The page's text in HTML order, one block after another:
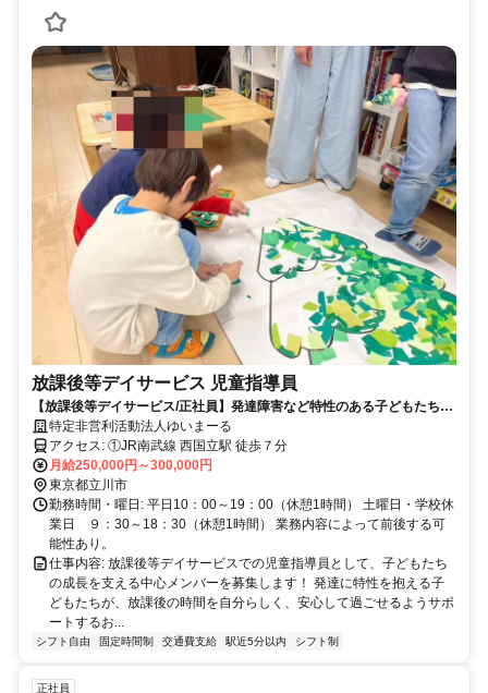
放課後等デイサービス 児童指導員
【放課後等デイサービス/正社員】発達障害など特性のある子どもたちの
発達段階や特性に合わせ、社会性や自立性を育むためのトレーニングサ
ポート！☆児童指導員未経験者・ブランクある方も歓迎！☆シフト柔軟
に対応します☆髪色,髪型,服装自由
特定非営利活動法人ゆいまーる
アクセス: ①JR南武線 西国立駅 徒歩７分
月給250,000円～300,000円
東京都立川市
勤務時間・曜日: 平日10：00～19：00（休憩1時間） 土曜日・学校休
業日 ９：30～18：30（休憩1時間） 業務内容によって前後する可
能性あり。
仕事内容: 放課後等デイサービスでの児童指導員として、子どもたち
の成長を支える中心メンバーを募集します！ 発達に特性を抱える子
どもたちが、放課後の時間を自分らしく、安心して過ごせるようサポ
ートするお...
シフト自由 固定時間制 交通費支給 駅近5分以内 シフト制
正社員